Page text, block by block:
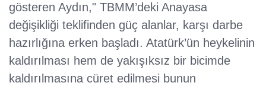
gösteren Aydın," TBMM’deki Anayasa
değişikliği teklifinden güç alanlar, karşı darbe
hazırlığına erken başladı. Atatürk’ün heykelinin
kaldırılması hem de yakışıksız bir bicimde
kaldırılmasına cüret edilmesi bunun